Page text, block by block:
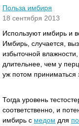
Польза имбиря
18 сентября 2013
Используют имбирь и
Имбирь, случается,
избыточной
длительнее, чем у
уж потом приниматься
Тогда уровень
соответственно, и
имбирь с медом для